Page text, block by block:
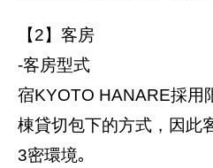
【2】客房
-客房型式
宿KYOTO HANARE採用
棟貸切包下的方式，因此
3密環境｡